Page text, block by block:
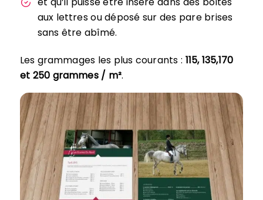
aux lettres ou déposé sur des pare brises
sans être abîmé.
Les grammages les plus courants : 115, 135,170
et 250 grammes / m².